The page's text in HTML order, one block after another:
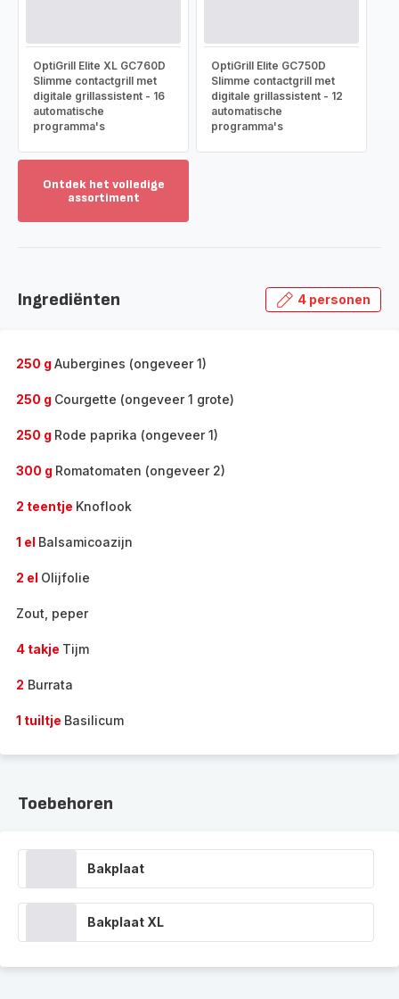
OptiGrill Elite XL GC760D
Slimme contactgrill met
digitale grillassistent - 16
automatische
programma's
OptiGrill Elite GC750D
Slimme contactgrill met
digitale grillassistent - 12
automatische
programma's
Ontdek het volledige
assortiment
volledige
Ingrediënten 4 personen
250 g Aubergines (ongeveer 1)
250 g Courgette (ongeveer 1 grote)
250 g Rode paprika (ongeveer 1)
300 g Romatomaten (ongeveer 2)
2 teentje Knoflook
1 el Balsamicoazijn
2 el Olijfolie
Zout, peper
4 takje Tijm
2 Burrata
1 tuiltje Basilicum
Toebehoren
Bakplaat
Bakplaat XL